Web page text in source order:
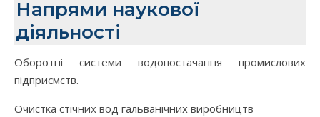
Напрями наукової
діяльності
Оборотні системи водопостачання промислових
підприємств.
Очистка стічних вод гальванічних виробництв